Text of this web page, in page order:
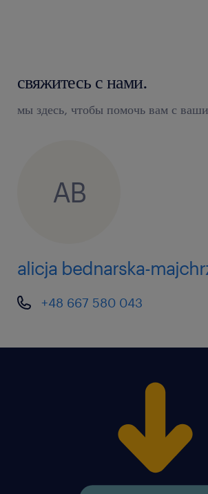
свяжитесь с нами.
мы здесь, чтобы помочь вам с
AB
alicja bednarska-
+48 667 580 043